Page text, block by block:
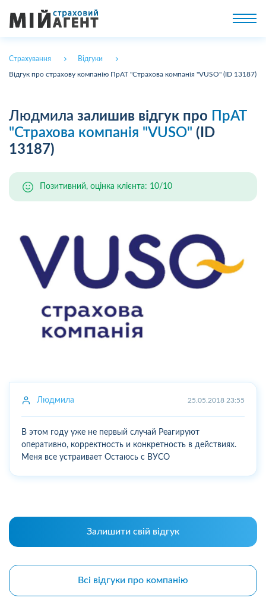
Страхування Відгуки
Відгук про страхову компанію ПрАТ "Страхова компанія "VUSO" (ID 13187)
Людмила залишив відгук про
ПрАТ
"Страхова компанія "VUSO" (ID
13187)
Позитивний, оцінка клієнта: 10/10
Людмила 25.05.2018 23:55
В этом году уже не первый случай Реагируют
оперативно, корректность и конкретность в действиях.
Меня все устраивает Остаюсь с ВУСО
Залишити свій відгук
Всі відгуки про компанію